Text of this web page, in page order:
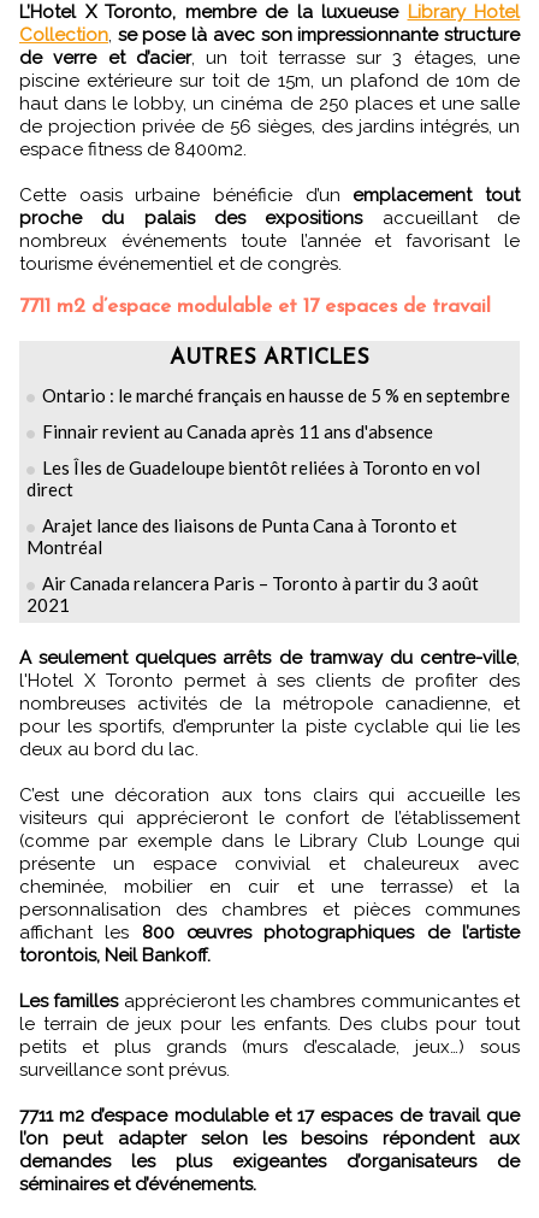
L’Hotel X Toronto, membre de la luxueuse Library Hotel
Collection, se pose là avec son impressionnante structure
de verre et d’acier, un toit terrasse sur 3 étages, une
piscine extérieure sur toit de 15m, un plafond de 10m de
haut dans le lobby, un cinéma de 250 places et une salle
de projection privée de 56 sièges, des jardins intégrés, un
espace fitness de 8400m2.
Cette oasis urbaine bénéficie d’un emplacement tout
proche du palais des expositionsaccueillant de
nombreux événements toute l’année et favorisant le
tourisme événementiel et de congrès.
7711 m2 d’espace modulable et 17 espaces de travail
AUTRES ARTICLES
Ontario : le marché français en hausse de 5 % en septembre
Finnair revient au Canada après 11 ans d'absence
Les Îles de Guadeloupe bientôt reliées à Toronto en vol
direct
Arajet lance des liaisons de Punta Cana à Toronto et
Montréal
Air Canada relancera Paris – Toronto à partir du 3 août
2021
A seulement quelques arrêts de tramway du centre-ville,
l'Hotel X Toronto permet à ses clients de profiter des
nombreuses activités de la métropole canadienne, et
pour les sportifs, d’emprunter la piste cyclable qui lie les
deux au bord du lac.
C’est une décoration aux tons clairs qui accueille les
visiteurs qui apprécieront le confort de l’établissement
(comme par exemple dans le Library Club Lounge qui
présente un espace convivial et chaleureux avec
cheminée, mobilier en cuir et une terrasse) et la
personnalisation des chambres et pièces communes
affichant les 800 œuvres photographiques de l’artiste
torontois, Neil Bankoff.
Les famillesapprécieront les chambres communicantes et
le terrain de jeux pour les enfants. Des clubs pour tout
petits et plus grands (murs d’escalade, jeux…) sous
surveillance sont prévus.
7711 m2 d’espace modulable et 17 espaces de travail que
l’on peut adapter selon les besoins répondent aux
demandes les plus exigeantes d’organisateurs de
séminaires et d’événements.